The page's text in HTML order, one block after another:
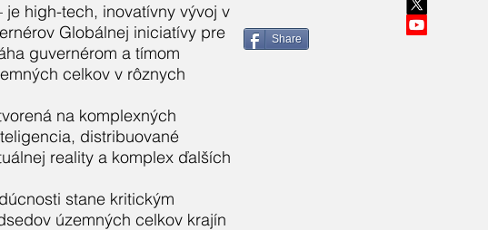
high-tech, inovatívny vývoj v
Globálnej iniciatívy pre
guvernérom a tímom
celkov v rôznych
na komplexných
distribuované
reality a komplex ďalších
stane kritickým
územných celkov krajín
Share